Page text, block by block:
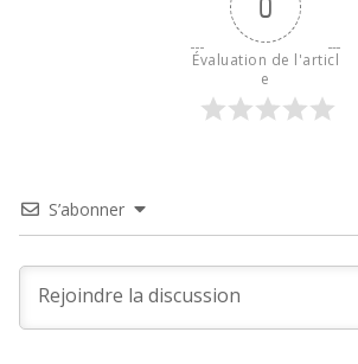
0
Évaluation de l'articl
e
S’abonner